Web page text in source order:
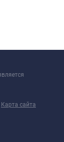
Карта сайта